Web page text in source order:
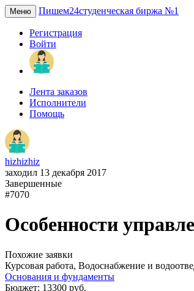
Меню Пишем24студенческая биржа №1
Регистрация
Войти
Лента заказов
Исполнители
Помощь
hizhizhiz
заходил 13 декабря 2017
Завершенные
#7070
Особенности
Похожие заявки
Курсовая работа, Водоснабжение и
Основания и фундаменты
Бюджет: 13300 руб.